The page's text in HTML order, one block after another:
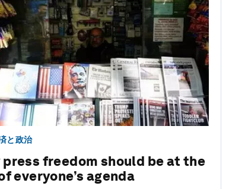
と政治
press freedom should be at the
everyone’s agenda